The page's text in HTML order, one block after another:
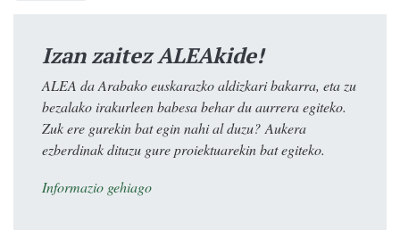
Izan zaitez ALEAkide!
ALEA da Arabako euskarazko aldizkari bakarra, eta zu
bezalako irakurleen babesa behar du aurrera egiteko.
Zuk ere gurekin bat egin nahi al duzu? Aukera
ezberdinak dituzu gure proiektuarekin bat egiteko.
Informazio gehiago